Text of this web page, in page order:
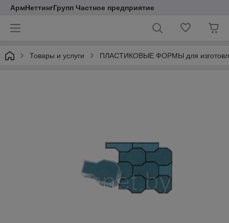
АрмНеттингГрупп Частное предприятие
Товары и услуги ПЛАСТИКОВЫЕ ФОРМЫ для